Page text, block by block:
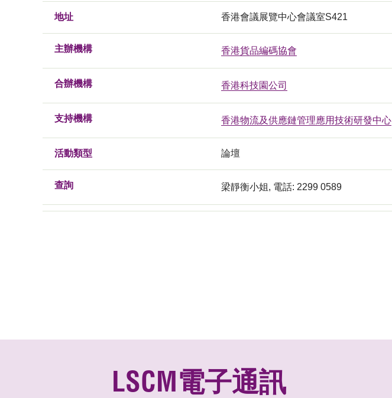
地址 香港會議展覽中心會議室S421
主辦機構 香港貨品編碼協會
合辦機構 香港科技園公司
支持機構 香港物流及供應鏈管理應用技術研發中心
活動類型 論壇
查詢 梁靜衡小姐, 電話: 2299 0589
LSCM電子通訊